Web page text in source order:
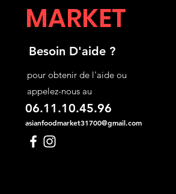
MARKET
Besoin D'aide ?
pour obtenir de l'aide ou
appelez-nous au
06.11.10.45.96
asianfoodmarket31700@gmail.com